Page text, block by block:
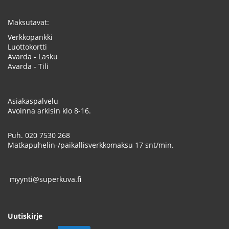
Maksutavat:
Verkkopankki
Luottokortti
Avarda - Lasku
Avarda - Tili
Asiakaspalvelu
Avoinna arkisin klo 8-16.
Puh. 020 7530 268
Matkapuhelin-/paikallisverkkomaksu 17 snt/min.
myynti@superkuva.fi
Uutiskirje